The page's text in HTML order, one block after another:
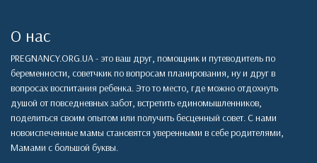
О нас
PREGNANCY.ORG.UA - это ваш друг, помощник и путеводитель по
беременности, советчкик по вопросам планирования, ну и друг в
вопросах воспитания ребенка. Это то место, где можно отдохнуть
душой от повседневных забот, встретить единомышленников,
поделиться своим опытом или получить бесценный совет. С нами
новоиспеченные мамы становятся уверенными в себе родителями,
Мамами с большой буквы.